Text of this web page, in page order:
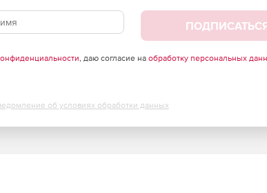
, даю согласие на обработку персональных
об условиях обработки данных